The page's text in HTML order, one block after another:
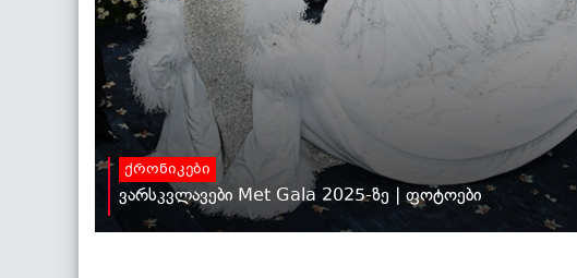
ქრონიკები
ვარსკვლავები Met Gala 2025-ზე | ფოტოები